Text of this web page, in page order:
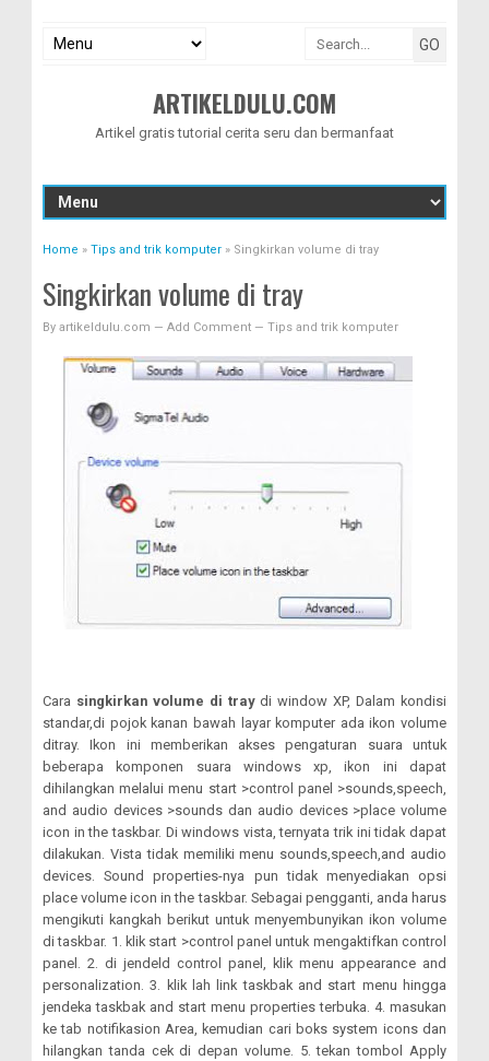
ARTIKELDULU.COM
Artikel gratis tutorial cerita seru dan bermanfaat
Home » Tips and trik komputer » Singkirkan volume di tray
Singkirkan volume di tray
By artikeldulu.com — Add Comment — Tips and trik komputer
Cara singkirkan volume di traydi window XP, Dalam kondisi
standar,di pojok kanan bawah layar komputer ada ikon volume
ditray. Ikon ini memberikan akses pengaturan suara untuk
beberapa komponen suara windows xp, ikon ini dapat
dihilangkan melalui menu start >control panel >sounds,speech,
and audio devices >sounds dan audio devices >place volume
icon in the taskbar. Di windows vista, ternyata trik ini tidak dapat
dilakukan. Vista tidak memiliki menu sounds,speech,and audio
devices. Sound properties-nya pun tidak menyediakan opsi
place volume icon in the taskbar. Sebagai pengganti, anda harus
mengikuti kangkah berikut untuk menyembunyikan ikon volume
di taskbar. 1. klik start >control panel untuk mengaktifkan control
panel. 2. di jendeld control panel, klik menu appearance and
personalization. 3. klik lah link taskbak and start menu hingga
jendeka taskbak and start menu properties terbuka. 4. masukan
ke tab notifikasion Area, kemudian cari boks system icons dan
hilangkan tanda cek di depan volume. 5. tekan tombol Apply